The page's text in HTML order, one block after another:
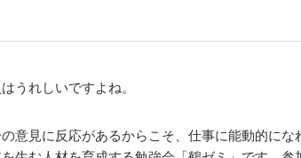
うれしいですよね。
意見に反応があるからこそ、仕事に能動的にな